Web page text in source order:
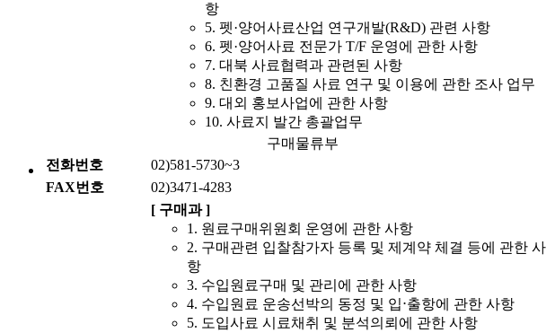
항
5. 펫·양어사료산업 연구개발(R&D) 관련 사항
6. 펫·양어사료 전문가 T/F 운영에 관한 사항
7. 대북 사료협력과 관련된 사항
8. 친환경 고품질 사료 연구 및 이용에 관한 조사 업무
9. 대외 홍보사업에 관한 사항
10. 사료지 발간 총괄업무
구매물류부
전화번호
02)581-5730~3
FAX번호
02)3471-4283
[ 구매과 ]
1. 원료구매위원회 운영에 관한 사항
2. 구매관련 입찰참가자 등록 및 제계약 체결 등에 관한 사
항
3. 수입원료구매 및 관리에 관한 사항
4. 수입원료 운송선박의 동정 및 입⋅출항에 관한 사항
5. 도입사료 시료채취 및 분석의뢰에 관한 사항